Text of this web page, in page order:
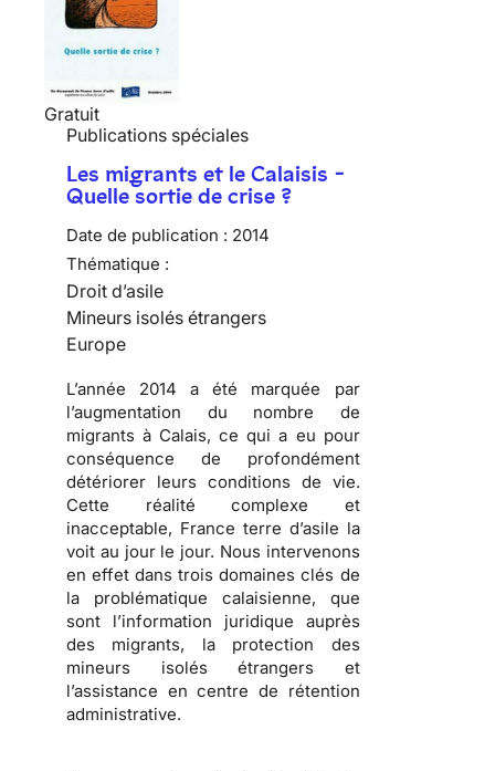
Gratuit
Publications spéciales
Les migrants et le Calaisis -
Quelle sortie de crise ?
Date de publication : 2014
Thématique :
Droit d’asile
Mineurs isolés étrangers
Europe
L’année 2014 a été marquée par
l’augmentation du nombre de
migrants à Calais, ce qui a eu pour
conséquence de profondément
détériorer leurs conditions de vie.
Cette réalité complexe et
inacceptable, France terre d’asile la
voit au jour le jour. Nous intervenons
en effet dans trois domaines clés de
la problématique calaisienne, que
sont l’information juridique auprès
des migrants, la protection des
mineurs isolés étrangers et
l’assistance en centre de rétention
administrative.